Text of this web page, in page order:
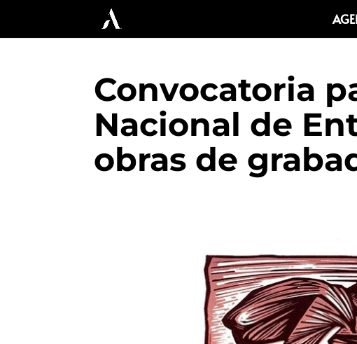
Convocatoria
Nacional de
obras de